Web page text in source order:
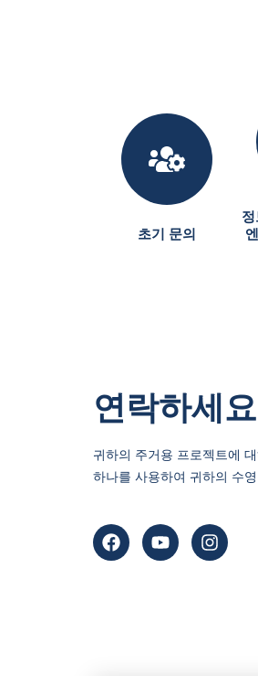
초기 문의
연락하세요
귀하의 주거용 프로젝트에
하나를 사용하여 귀하의 수